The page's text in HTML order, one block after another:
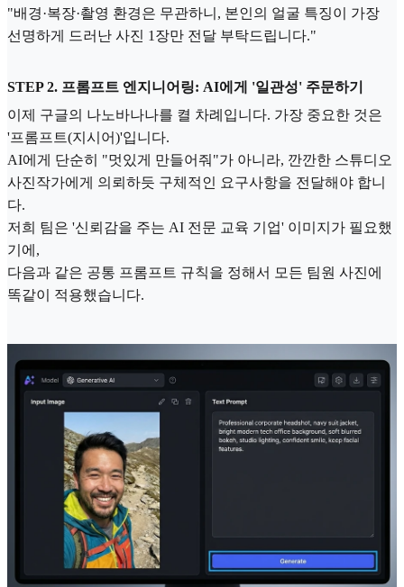
"배경·복장·촬영 환경은 무관하니, 본인의 얼굴 특징이 가장
선명하게 드러난 사진 1장만 전달 부탁드립니다."
STEP 2. 프롬프트 엔지니어링: AI에게 '일관성' 주문하기
이제 구글의 나노바나나를 켤 차례입니다. 가장 중요한 것은
'프롬프트(지시어)'입니다.
AI에게 단순히 "멋있게 만들어줘"가 아니라, 깐깐한 스튜디오
사진작가에게 의뢰하듯 구체적인 요구사항을 전달해야 합니
다.
저희 팀은 '신뢰감을 주는 AI 전문 교육 기업' 이미지가 필요했
기에,
다음과 같은 공통 프롬프트 규칙을 정해서 모든 팀원 사진에
똑같이 적용했습니다.